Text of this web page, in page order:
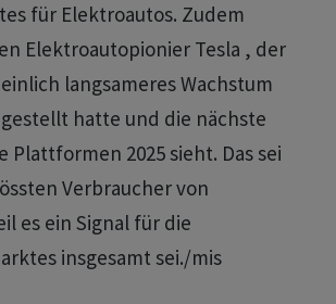
für Elektroautos. Zudem
Elektroautopionier Tesla , der
langsameres Wachstum
hatte und die nächste
Plattformen 2025 sieht. Das sei
Verbraucher von
es ein Signal für die
insgesamt sei./mis